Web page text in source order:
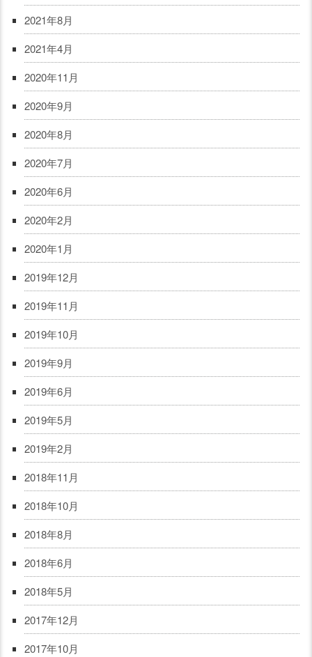
2021年8月
2021年4月
2020年11月
2020年9月
2020年8月
2020年7月
2020年6月
2020年2月
2020年1月
2019年12月
2019年11月
2019年10月
2019年9月
2019年6月
2019年5月
2019年2月
2018年11月
2018年10月
2018年8月
2018年6月
2018年5月
2017年12月
2017年10月